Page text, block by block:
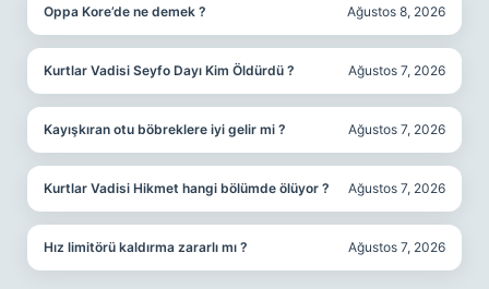
Oppa Kore’de ne demek ? Ağustos 8, 2026
Kurtlar Vadisi Seyfo Dayı Kim Öldürdü ? Ağustos 7, 2026
Kayışkıran otu böbreklere iyi gelir mi ? Ağustos 7, 2026
Kurtlar Vadisi Hikmet hangi bölümde ölüyor ? Ağustos 7, 2026
Hız limitörü kaldırma zararlı mı ? Ağustos 7, 2026